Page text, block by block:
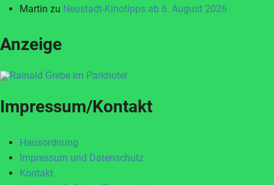
Martin zu Neustadt-Kinotipps ab 6. August 2026
Anzeige
Impressum/Kontakt
Hausordnung
Impressum und Datenschutz
Kontakt